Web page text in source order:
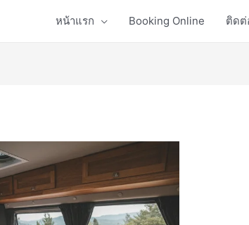
หน้าแรก Booking Online ติดต่